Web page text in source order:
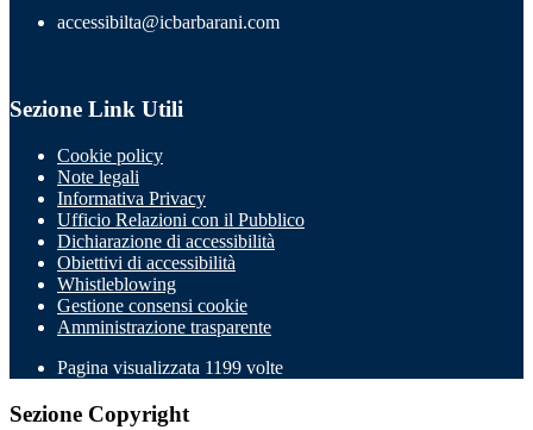
accessibilta@icbarbarani.com
Sezione Link Utili
Cookie policy
Note legali
Informativa Privacy
Ufficio Relazioni con il Pubblico
Dichiarazione di accessibilità
Obiettivi di accessibilità
Whistleblowing
Gestione consensi cookie
Amministrazione trasparente
Pagina visualizzata 1199 volte
Sezione Copyright